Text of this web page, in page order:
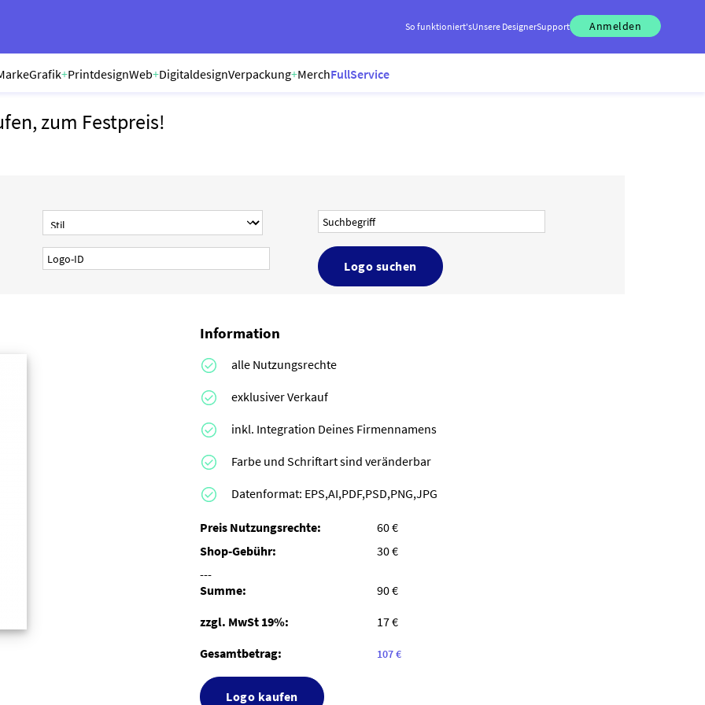
So funktioniert'sUnsere DesignerSupport Anmelden
Grafik+PrintdesignWeb+DigitaldesignVerpackung+MerchFullService
zum Festpreis!
Logo suchen
Information
alle Nutzungsrechte
exklusiver Verkauf
inkl. Integration Deines Firmennamens
Farbe und Schriftart sind veränderbar
Datenformat: EPS,AI,PDF,PSD,PNG,JPG
Preis Nutzungsrechte:
60 €
Shop-Gebühr:
30 €
---
Summe:
90 €
zzgl. MwSt 19%:
17 €
Gesamtbetrag:
107 €
Logo kaufen